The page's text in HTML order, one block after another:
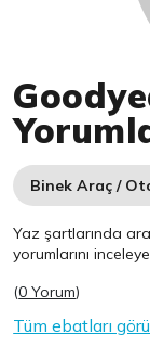
Binek Araç /
Yaz şartlarında
yorumlarını
(0 Yorum)
Tüm ebatları